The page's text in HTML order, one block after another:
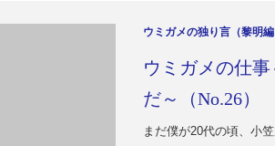
ウミガメの独り言（黎明編
ウミガメの仕
だ～（No.26）
まだ僕が20代の頃、小